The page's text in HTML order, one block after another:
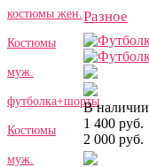
костюмы жен.
Костюмы
муж.
футболка+шорты
Костюмы
муж.
Разное
В наличии
1 400 руб.
2 000 руб.